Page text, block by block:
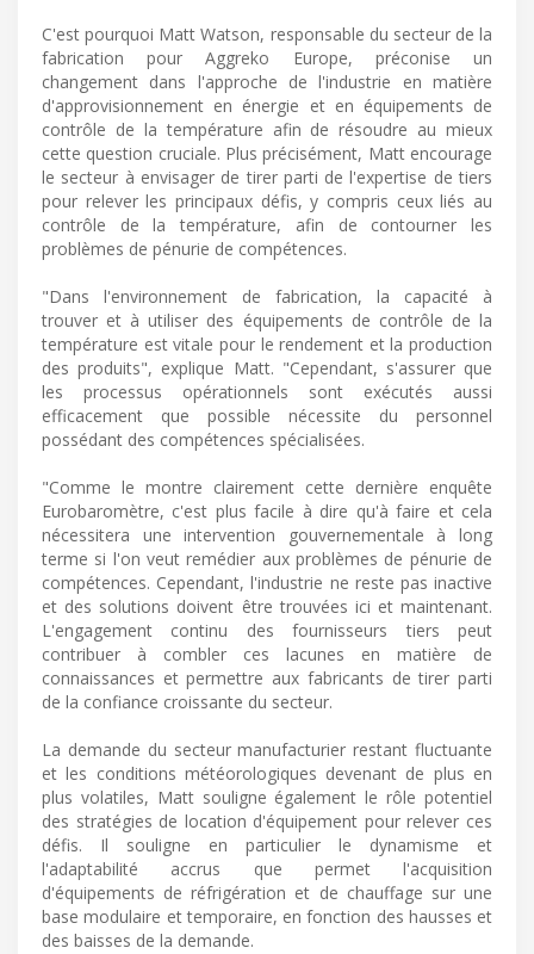
C'est pourquoi Matt Watson, responsable du secteur de la
fabrication pour Aggreko Europe, préconise un
changement dans l'approche de l'industrie en matière
d'approvisionnement en énergie et en équipements de
contrôle de la température afin de résoudre au mieux
cette question cruciale. Plus précisément, Matt encourage
le secteur à envisager de tirer parti de l'expertise de tiers
pour relever les principaux défis, y compris ceux liés au
contrôle de la température, afin de contourner les
problèmes de pénurie de compétences.
"Dans l'environnement de fabrication, la capacité à
trouver et à utiliser des équipements de contrôle de la
température est vitale pour le rendement et la production
des produits", explique Matt. "Cependant, s'assurer que
les processus opérationnels sont exécutés aussi
efficacement que possible nécessite du personnel
possédant des compétences spécialisées.
"Comme le montre clairement cette dernière enquête
Eurobaromètre, c'est plus facile à dire qu'à faire et cela
nécessitera une intervention gouvernementale à long
terme si l'on veut remédier aux problèmes de pénurie de
compétences. Cependant, l'industrie ne reste pas inactive
et des solutions doivent être trouvées ici et maintenant.
L'engagement continu des fournisseurs tiers peut
contribuer à combler ces lacunes en matière de
connaissances et permettre aux fabricants de tirer parti
de la confiance croissante du secteur.
La demande du secteur manufacturier restant fluctuante
et les conditions météorologiques devenant de plus en
plus volatiles, Matt souligne également le rôle potentiel
des stratégies de location d'équipement pour relever ces
défis. Il souligne en particulier le dynamisme et
l'adaptabilité accrus que permet l'acquisition
d'équipements de réfrigération et de chauffage sur une
base modulaire et temporaire, en fonction des hausses et
des baisses de la demande.